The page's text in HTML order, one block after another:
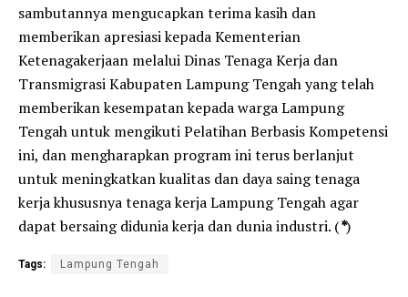
sambutannya mengucapkan terima kasih dan
memberikan apresiasi kepada Kementerian
Ketenagakerjaan melalui Dinas Tenaga Kerja dan
Transmigrasi Kabupaten Lampung Tengah yang telah
memberikan kesempatan kepada warga Lampung
Tengah untuk mengikuti Pelatihan Berbasis Kompetensi
ini, dan mengharapkan program ini terus berlanjut
untuk meningkatkan kualitas dan daya saing tenaga
kerja khususnya tenaga kerja Lampung Tengah agar
dapat bersaing didunia kerja dan dunia industri. (*)
Tags: Lampung Tengah